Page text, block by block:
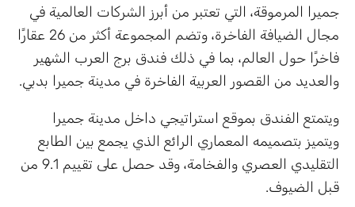
جميرا المرموقة، التي تعتبر من أبرز الشركات العالمية في
مجال الضيافة الفاخرة، وتضم المجموعة أكثر من 26 عقارًا
فاخرًا حول العالم، بما في ذلك فندق برج العرب الشهير
والعديد من القصور العربية الفاخرة في مدينة جميرا بدبي.
ويتمتع الفندق بموقع استراتيجي داخل مدينة جميرا
ويتميز بتصميمه المعماري الرائع الذي يجمع بين الطابع
التقليدي العصري والفخامة، وقد حصل على تقييم 9.1 من
قبل الضيوف.